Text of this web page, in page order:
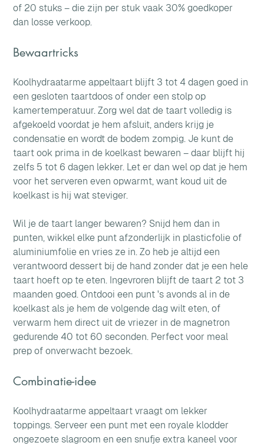
of 20 stuks – die zijn per stuk vaak 30% goedkoper
dan losse verkoop.
Bewaartricks
Koolhydraatarme appeltaart blijft 3 tot 4 dagen goed in
een gesloten taartdoos of onder een stolp op
kamertemperatuur. Zorg wel dat de taart volledig is
afgekoeld voordat je hem afsluit, anders krijg je
condensatie en wordt de bodem zompig. Je kunt de
taart ook prima in de koelkast bewaren – daar blijft hij
zelfs 5 tot 6 dagen lekker. Let er dan wel op dat je hem
voor het serveren even opwarmt, want koud uit de
koelkast is hij wat steviger.
Wil je de taart langer bewaren? Snijd hem dan in
punten, wikkel elke punt afzonderlijk in plasticfolie of
aluminiumfolie en vries ze in. Zo heb je altijd een
verantwoord dessert bij de hand zonder dat je een hele
taart hoeft op te eten. Ingevroren blijft de taart 2 tot 3
maanden goed. Ontdooi een punt 's avonds al in de
koelkast als je hem de volgende dag wilt eten, of
verwarm hem direct uit de vriezer in de magnetron
gedurende 40 tot 60 seconden. Perfect voor meal
prep of onverwacht bezoek.
Combinatie-idee
Koolhydraatarme appeltaart vraagt om lekker
toppings. Serveer een punt met een royale klodder
ongezoete slagroom en een snufje extra kaneel voor